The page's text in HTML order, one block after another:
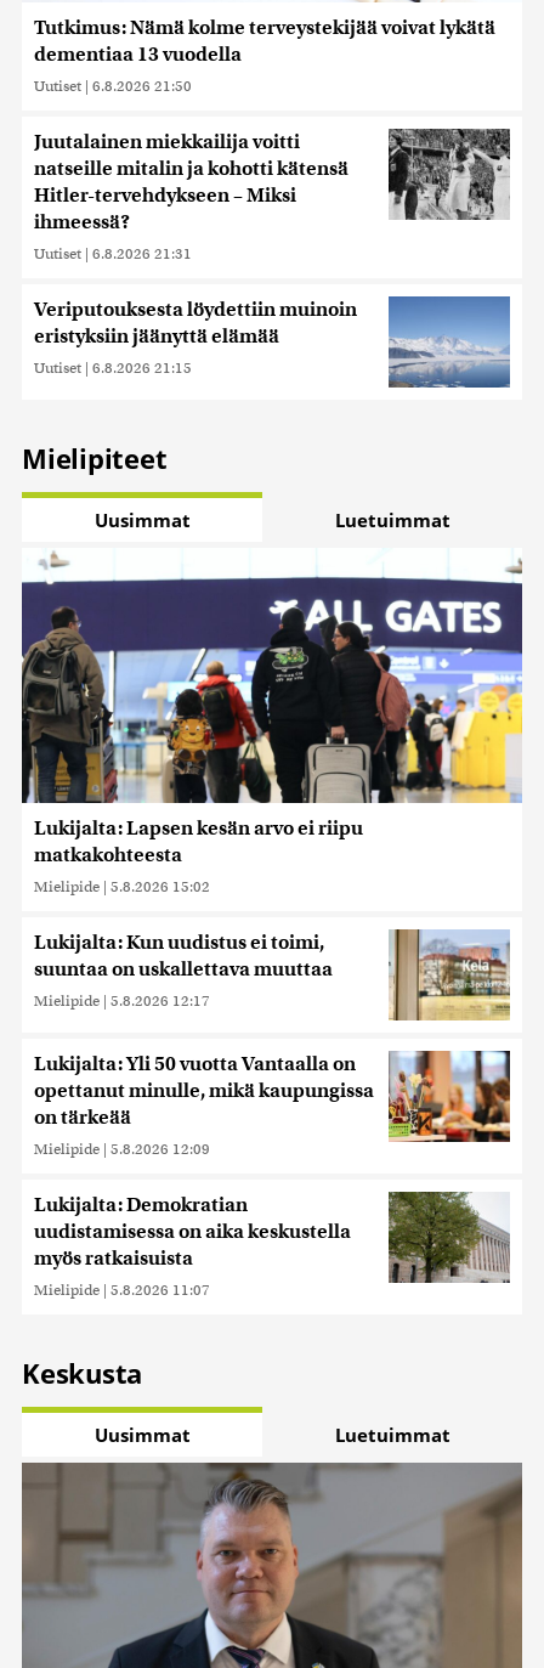
Tutkimus: Nämä kolme terveystekijää voivat lykätä
dementiaa 13 vuodella
Uutiset | 6.8.2026 21:50
Juutalainen miekkailija voitti
natseille mitalin ja kohotti kätensä
Hitler-tervehdykseen – Miksi
ihmeessä?
Uutiset | 6.8.2026 21:31
Veriputouksesta löydettiin muinoin
eristyksiin jäänyttä elämää
Uutiset | 6.8.2026 21:15
Mielipiteet
Uusimmat Luetuimmat
Lukijalta: Lapsen kesän arvo ei riipu
matkakohteesta
Mielipide | 5.8.2026 15:02
Lukijalta: Kun uudistus ei toimi,
suuntaa on uskallettava muuttaa
Mielipide | 5.8.2026 12:17
Lukijalta: Yli 50 vuotta Vantaalla on
opettanut minulle, mikä kaupungissa
on tärkeää
Mielipide | 5.8.2026 12:09
Lukijalta: Demokratian
uudistamisessa on aika keskustella
myös ratkaisuista
Mielipide | 5.8.2026 11:07
Keskusta
Uusimmat Luetuimmat